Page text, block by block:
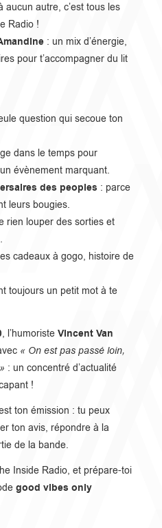
autre, c’est tous les
Radio !
: un mix d’énergie,
pour t’accompagner du lit
question qui secoue ton
dans le temps pour
évènement marquant.
des peoples : parce
leurs bougies.
rien louper des sorties et
cadeaux à gogo, histoire de
toujours un petit mot à te
, l’humoristeVincent Van
« On est pas passé loin,
: un concentré d’actualité
!
ton émission : tu peux
ton avis, répondre à la
de la bande.
Inside Radio, et prépare-toi
good vibes only